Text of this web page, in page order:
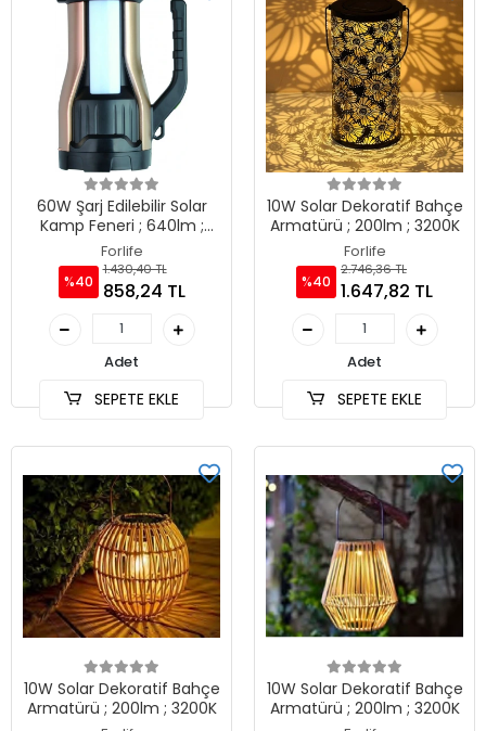
60W Şarj Edilebilir Solar
Kamp Feneri ; 640lm ;
6500K
Forlife
%40
1.430,40 TL
858,24 TL
Adet
SEPETE EKLE
10W Solar Dekoratif Bahçe
Armatürü ; 200lm ; 3200K
Forlife
%40
2.746,36 TL
1.647,82 TL
Adet
SEPETE EKLE
10W Solar Dekoratif Bahçe
Armatürü ; 200lm ; 3200K
10W Solar Dekoratif Bahçe
Armatürü ; 200lm ; 3200K